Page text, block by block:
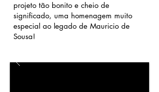
projeto tão bonito e cheio de
significado, uma homenagem muito
especial ao legado de Mauricio de
Sousa!